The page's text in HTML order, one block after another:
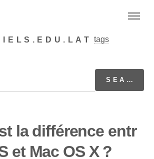
tags
la différence entr
et Mac OS X ?